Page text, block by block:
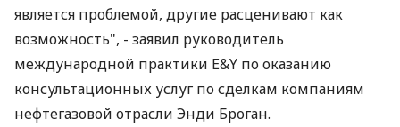
является проблемой, другие расценивают как
возможность", - заявил руководитель
международной практики E&Y по оказанию
консультационных услуг по сделкам компаниям
нефтегазовой отрасли Энди Броган.